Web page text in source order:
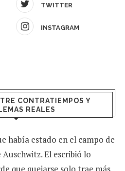
TWITTER
INSTAGRAM
CONTRATIEMPOS Y
REALES
había estado en el campo de
El escribió lo